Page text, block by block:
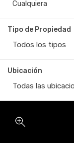
Cualquiera
Tipo de Propiedad
Todos los tipos
Ubicación
Todas las